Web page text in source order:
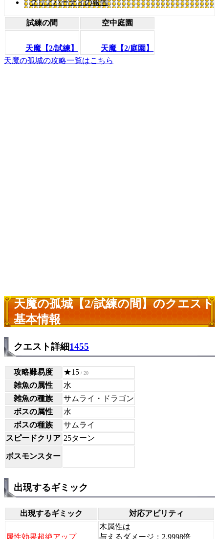
クリアパーティの報告
試練の間 空中庭園
天魔【2/試練】
天魔【2/庭園】
天魔の孤城の攻略一覧はこちら
天魔の孤城【2/試練の間】のクエスト
基本情報
クエスト詳細1455
攻略難易度 ★15 / 20
雑魚の属性
水
雑魚の種族
サムライ・ドラゴン
ボスの属性
水
ボスの種族
サムライ
スピードクリア 25ターン
ボスモンスター
出現するギミック
出現するギミック 対応アビリティ
属性効果超絶アップ
木属性は
与えるダメージ：2.9998倍